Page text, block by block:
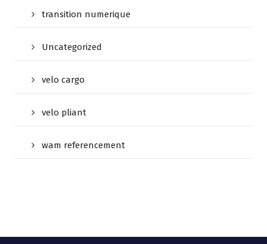
transition numerique
Uncategorized
velo cargo
velo pliant
wam referencement